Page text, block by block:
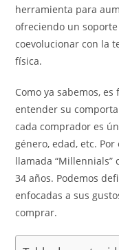
herramienta para
ofreciendo un
coevolucionar con la
física.
Como ya sabemos,
entender su
cada comprador es
género, edad, etc.
llamada “Millennials”
34 años. Podemos
enfocadas a sus
comprar.